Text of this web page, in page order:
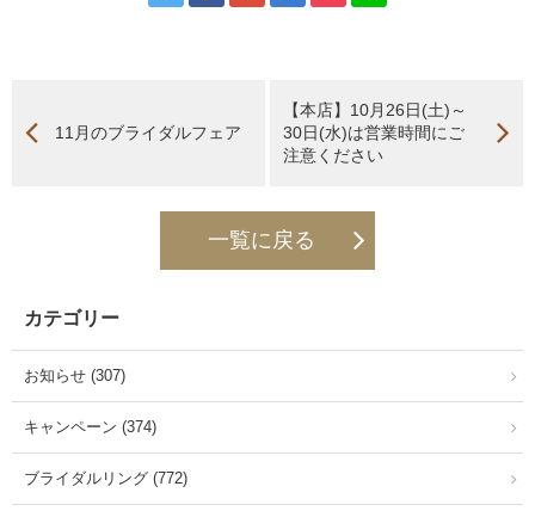
11月のブライダルフェア
【本店】10月26日(土)～
30日(水)は営業時間にご
注意ください
一覧に戻る
カテゴリー
お知らせ (307)
キャンペーン (374)
ブライダルリング (772)